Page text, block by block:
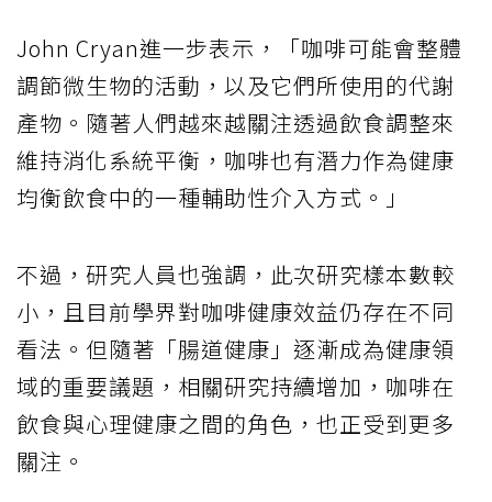
John Cryan進一步表示，「咖啡可能會整體
調節微生物的活動，以及它們所使用的代謝
產物。隨著人們越來越關注透過飲食調整來
維持消化系統平衡，咖啡也有潛力作為健康
均衡飲食中的一種輔助性介入方式。」
不過，研究人員也強調，此次研究樣本數較
小，且目前學界對咖啡健康效益仍存在不同
看法。但隨著「腸道健康」逐漸成為健康領
域的重要議題，相關研究持續增加，咖啡在
飲食與心理健康之間的角色，也正受到更多
關注。